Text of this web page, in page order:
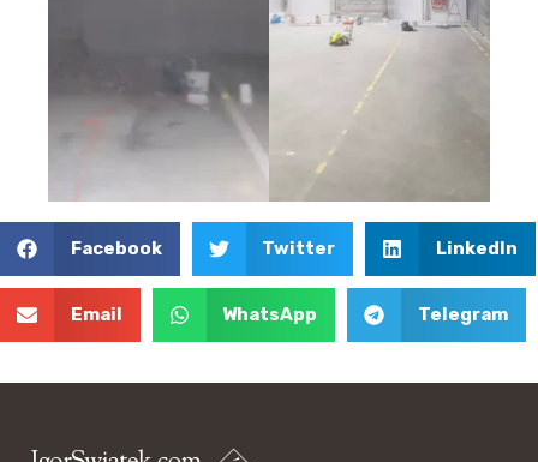
Facebook Twitter LinkedIn
Email WhatsApp Telegram